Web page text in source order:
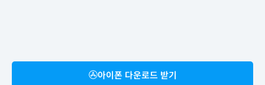
아이폰 다운로드 받기